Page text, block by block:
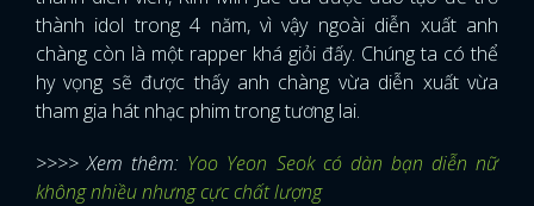
thành idol trong 4 năm, vì vậy ngoài diễn xuất anh
chàng còn là một rapper khá giỏi đấy. Chúng ta có thể
hy vọng sẽ được thấy anh chàng vừa diễn xuất vừa
tham gia hát nhạc phim trong tương lai.
>>>> Xem thêm: Yoo Yeon Seok có dàn bạn diễn nữ
không nhiều nhưng cực chất lượng